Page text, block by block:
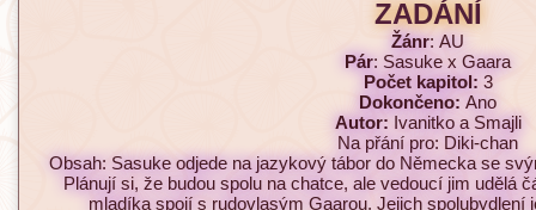
ZADÁNÍ
Žánr: AU
Pár: Sasuke x Gaara
Počet kapitol: 3
Dokončeno: Ano
Autor: Ivanitko a Smajli
Na přání pro: Diki-chan
Obsah: Sasuke odjede na jazykový tábor do Německa se
Plánují si, že budou spolu na chatce, ale vedoucí jim udělá
mladíka spojí s rudovlasým Gaarou. Jejich spolubydlení